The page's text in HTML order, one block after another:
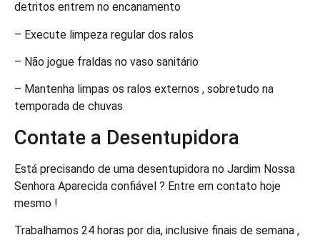
detritos entrem no encanamento
– Execute limpeza regular dos ralos
– Não jogue fraldas no vaso sanitário
– Mantenha limpas os ralos externos , sobretudo na
temporada de chuvas
Contate a Desentupidora
Está precisando de uma desentupidora no Jardim Nossa
Senhora Aparecida confiável ? Entre em contato hoje
mesmo !
Trabalhamos 24 horas por dia, inclusive finais de semana ,